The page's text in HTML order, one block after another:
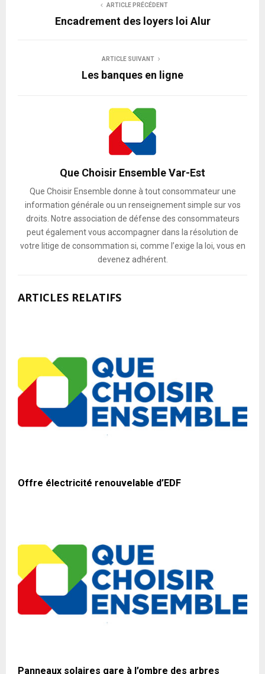
ARTICLE PRÉCÉDENT
Encadrement des loyers loi Alur
ARTICLE SUIVANT
Les banques en ligne
Que Choisir Ensemble Var-Est
Que Choisir Ensemble donne à tout consommateur une
information générale ou un renseignement simple sur vos
droits. Notre association de défense des consommateurs
peut également vous accompagner dans la résolution de
votre litige de consommation si, comme l’exige la loi, vous en
devenez adhérent.
ARTICLES RELATIFS
Offre électricité renouvelable d’EDF
Panneaux solaires gare à l’ombre des arbres